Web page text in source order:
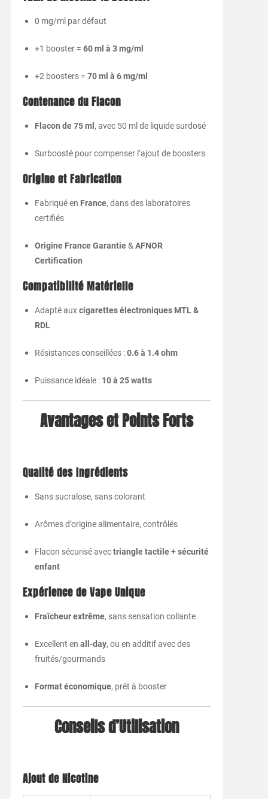
0 mg/ml pardéfaut
+1 booster = 60ml à 3mg/ml
+2 boosters = 70ml à 6mg/ml
Contenance du Flacon
Flacon de75ml , avec 50 ml de liquide surdosé
Surboosté pourcompenser l’ajout de boosters
Origine et Fabrication
Fabriquéen France, dansdes laboratoires
certifiés
Origine FranceGarantie& AFNOR
Certification
Compatibilité Matérielle
Adaptéauxcigarettesélectroniques MTL &
RDL
Résistancesconseillées :0.6à 1.4ohm
Puissance idéale : 10à 25watts
Avantageset Points Forts
Qualité des Ingrédients
Sans sucralose, sanscolorant
Arômesd’originealimentaire, contrôlés
Flacon sécuriséavectriangletactile +sécurité
enfant
Expérience de Vape Unique
Fraîcheurextrême, sans sensation collante
Excellent en all-day, ou en additifavecdes
fruités/gourmands
Formatéconomique, prêt à booster
Conseilsd’Utilisation
Ajout de Nicotine